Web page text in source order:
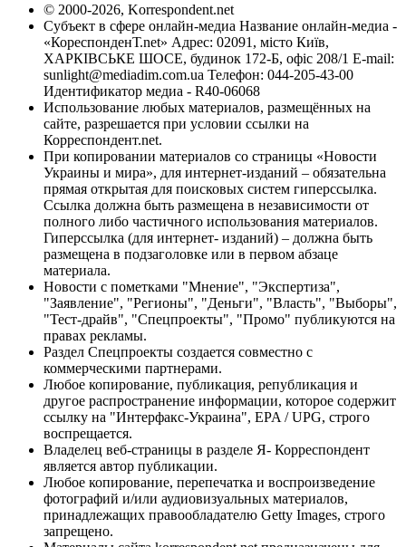
© 2000-2026, Korrespondent.net
Субъект в сфере онлайн-медиа Название онлайн-медиа -
«КореспонденТ.net» Адрес: 02091, місто Київ,
ХАРКІВСЬКЕ ШОСЕ, будинок 172-Б, офіс 208/1 E-mail:
sunlight@mediadim.com.ua Телефон: 044-205-43-00
Идентификатор медиа - R40-06068
Использование любых материалов, размещённых на
сайте, разрешается при условии ссылки на
Корреспондент.net.
При копировании материалов со страницы «Новости
Украины и мира», для интернет-изданий – обязательна
прямая открытая для поисковых систем гиперссылка.
Ссылка должна быть размещена в независимости от
полного либо частичного использования материалов.
Гиперссылка (для интернет- изданий) – должна быть
размещена в подзаголовке или в первом абзаце
материала.
Новости с пометками "Мнение", "Экспертиза",
"Заявление", "Регионы", "Деньги", "Власть", "Выборы",
"Тест-драйв", "Спецпроекты", "Промо" публикуются на
правах рекламы.
Раздел Спецпроекты создается совместно с
коммерческими партнерами.
Любое копирование, публикация, републикация и
другое распространение информации, которое содержит
ссылку на "Интерфакс-Украина", EPA / UPG, строго
воспрещается.
Владелец веб-страницы в разделе Я- Корреспондент
является автор публикации.
Любое копирование, перепечатка и воспроизведение
фотографий и/или аудиовизуальных материалов,
принадлежащих правообладателю Getty Images, строго
запрещено.